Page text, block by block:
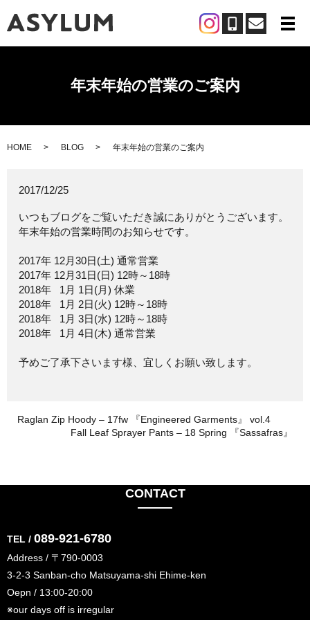
メ
年末年始の営業のご案内
HOME BLOG 年末年始の営業のご案内
2017/12/25
いつもブログをご覧いただき誠にありがとうございます。
年末年始の営業時間のお知らせです。
2017年 12月30日(土) 通常営業
2017年 12月31日(日) 12時～18時
2018年 1月 1日(月) 休業
2018年 1月 2日(火) 12時～18時
2018年 1月 3日(水) 12時～18時
2018年 1月 4日(木) 通常営業
予めご了承下さいます様、宜しくお願い致します。
Raglan Zip Hoody – 17fw 『Engineered Garments』 vol.4
Fall Leaf Sprayer Pants – 18 Spring 『Sassafras』
CONTACT
TEL / 089-921-6780
Address / 〒790-0003
3-2-3 Sanban-cho Matsuyama-shi Ehime-ken
Oepn / 13:00-20:00
※our days off is irregular